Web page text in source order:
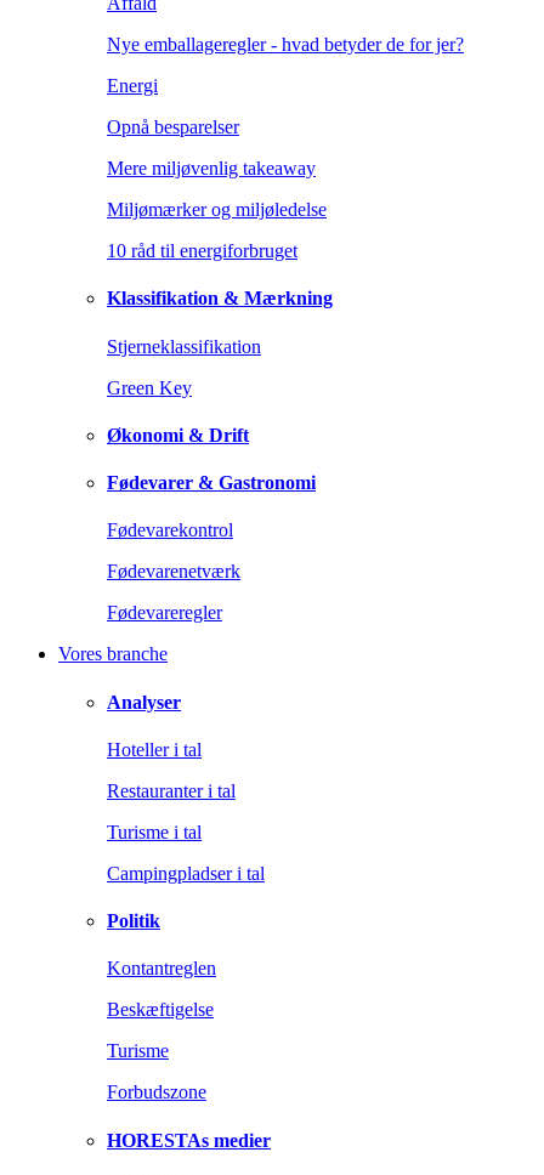
Nye emballageregler - hvad betyder de for jer?
Energi
Opnå besparelser
Mere miljøvenlig takeaway
Miljømærker og miljøledelse
10 råd til energiforbruget
Klassifikation & Mærkning
Stjerneklassifikation
Green Key
Økonomi & Drift
Fødevarer & Gastronomi
Fødevarekontrol
Fødevarenetværk
Fødevareregler
Vores branche
Analyser
Hoteller i tal
Restauranter i tal
Turisme i tal
Campingpladser i tal
Politik
Kontantreglen
Beskæftigelse
Turisme
Forbudszone
HORESTAs medier